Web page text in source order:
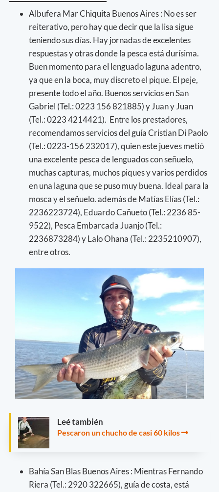
Albufera Mar Chiquita Buenos Aires : No es ser
reiterativo, pero hay que decir que la lisa sigue
teniendo sus días. Hay jornadas de excelentes
respuestas y otras donde la pesca está durísima.
Buen momento para el lenguado laguna adentro,
ya que en la boca, muy discreto el pique. El peje,
presente todo el año. Buenos servicios en San
Gabriel (Tel.: 0223 156 821885) y Juan y Juan
(Tel.: 0223 4214421). Entre los prestadores,
recomendamos servicios del guía Cristian Di Paolo
(Tel.: 0223-156 232017), quien este jueves metió
una excelente pesca de lenguados con señuelo,
muchas capturas, muchos piques y varios perdidos
en una laguna que se puso muy buena. Ideal para la
mosca y el señuelo. además de Matías Elías (Tel.:
2236223724), Eduardo Cañueto (Tel.: 2236 85-
9522), Pesca Embarcada Juanjo (Tel.:
2236873284) y Lalo Ohana (Tel.: 2235210907),
entre otros.
Leé también
Pescaron un chucho de casi 60 kilos
Bahía San Blas Buenos Aires : Mientras Fernando
Riera (Tel.: 2920 322665), guía de costa, está